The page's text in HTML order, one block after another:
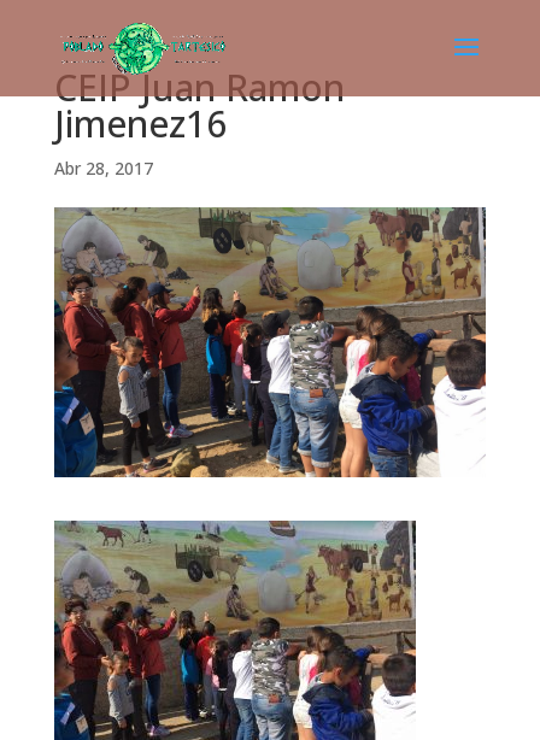
CEIP Juan Ramon
Jimenez16
Abr 28, 2017